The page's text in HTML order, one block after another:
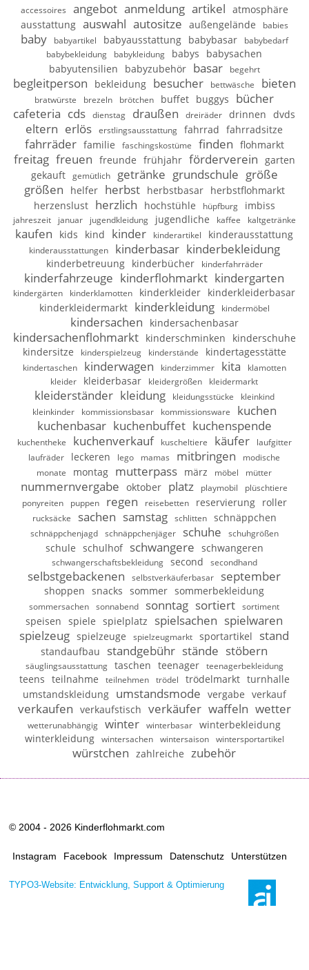
accessoires angebot anmeldung artikel atmosphäre
ausstattung auswahl autositze außengelände babies
baby babyartikel babyausstattung babybasar
babybedarf
babybekleidung
babykleidung babys
babysachen
babyutensilien
babyzubehör basar begehrt
begleitperson bekleidung besucher bettwäsche bieten
bratwürste brezeln brötchen buffet buggys
bücher
cafeteria cds dienstag draußen dreiräder drinnen dvds
eltern erlös erstlingsausstattung fahrrad fahrradsitze
fahrräder familie faschingskostüme finden flohmarkt
freitag freuen freunde frühjahr förderverein garten
gekauft
gemütlich getränke grundschule größe
größen
helfer herbst herbstbasar herbstflohmarkt
herzenslust herzlich hochstühle hüpfburg imbiss
jahreszeit januar jugendkleidung jugendliche kaffee kaltgetränke
kaufen kids kind kinder kinderartikel kinderausstattung
kinderausstattungen kinderbasar kinderbekleidung
kinderbetreuung kinderbücher kinderfahrräder
kinderfahrzeuge kinderflohmarkt kindergarten
kindergärten kinderklamotten kinderkleider kinderkleiderbasar
kinderkleidermarkt kinderkleidung kindermöbel
kindersachen kindersachenbasar
kindersachenflohmarkt kinderschminken
kinderschuhe
kindersitze
kinderspielzeug kinderstände kindertagesstätte
kindertaschen kinderwagen kinderzimmer kita
klamotten
kleider
kleiderbasar kleidergrößen kleidermarkt
kleiderständer kleidung kleidungsstücke
kleinkind
kleinkinder
kommissionsbasar kommissionsware
kuchen
kuchenbasar kuchenbuffet kuchenspende
kuchentheke kuchenverkauf kuscheltiere käufer
laufgitter
laufräder
leckeren lego mamas mitbringen
modische
monate
montag mutterpass märz möbel mütter
nummernvergabe oktober platz playmobil
plüschtiere
ponyreiten
puppen regen reisebetten reservierung roller
rucksäcke sachen samstag schlitten schnäppchen
schnäppchenjagd schnäppchenjäger schuhe schuhgrößen
schule schulhof schwangere schwangeren
schwangerschaftsbekleidung second secondhand
selbstgebackenen selbstverkäuferbasar september
shoppen snacks sommer sommerbekleidung
sommersachen sonnabend sonntag sortiert sortiment
speisen spiele spielplatz spielsachen spielwaren
spielzeug spielzeuge spielzeugmarkt sportartikel stand
standaufbau standgebühr stände stöbern
säuglingsausstattung taschen teenager teenagerbekleidung
teens teilnahme teilnehmen trödel trödelmarkt turnhalle
umstandskleidung umstandsmode vergabe verkauf
verkaufen verkaufstisch verkäufer waffeln wetter
wetterunabhängig winter winterbasar
winterbekleidung
winterkleidung
wintersachen wintersaison wintersportartikel
würstchen zahlreiche zubehör
© 2004 - 2026 Kinderflohmarkt.com
Instagram Facebook Impressum Datenschutz Unterstützen
TYPO3-Website: Entwicklung, Support & Optimierung